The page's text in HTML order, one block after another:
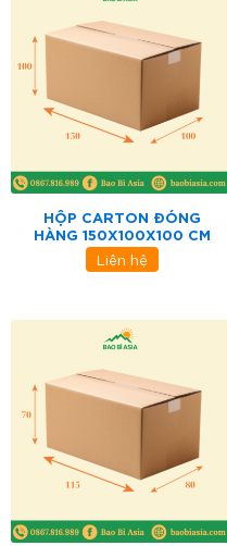
HỘP CARTON ĐÓNG
HÀNG 150X100X100 CM
Liên hệ